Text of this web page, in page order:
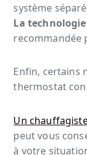
système
La technologie
recommandée
Enfin, certains
thermostat
Un
peut vous
à votre